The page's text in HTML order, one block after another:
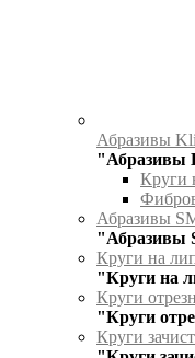
Абразивы
"Абразивы
Круги
Абразивы
"Абразивы
Круги на
"Круги на
Круги
"Круги
Круги